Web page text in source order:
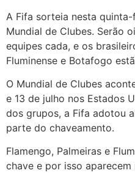
A Fifa sorteia nesta
Mundial de Clubes. Serão
equipes cada, e os
Fluminense e Botafogo
O Mundial de Clubes
e 13 de julho nos Estados
dos grupos, a Fifa adotou
parte do chaveamento.
Flamengo, Palmeiras e
chave e por isso